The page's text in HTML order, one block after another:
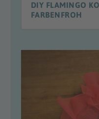
DIY FLAMINGO
FARBENFROH